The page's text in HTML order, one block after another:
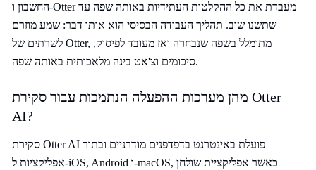
החשבון ו-Otter מעבדת את כל ההקלטות העתידיות באותה שפה עד
שתשנו שוב. תהליך העבודה הבסיסי הוא אותו דבר: שמע מוזרם
לשרתים של Otter, מתומלל בשפה שנבחרה ואז מעובד לפיסוק,
סיכומים וצ'אט בינה מלאכותית באותה שפה.
מהן מערכות ההפעלה הנתמכות עבור סקירת Otter
AI?
סקירת Otter AI פועלת באינטרנט בדפדפנים מודרניים ובתור
אפליקציות ל-iOS, Android ו-macOS, כאשר אפליקציית שולחן